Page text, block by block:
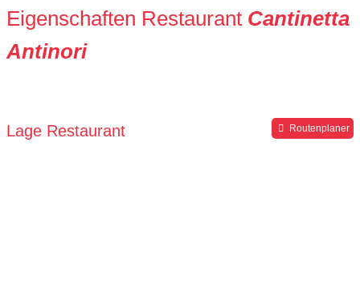
Eigenschaften Restaurant Cantinetta
Antinori
Lage Restaurant Routenplaner